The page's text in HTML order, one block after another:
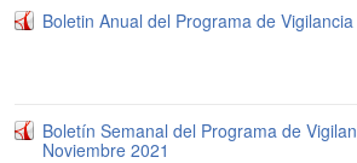
Boletin Anual del Programa de Vigilancia
Boletín Semanal del Programa de
Noviembre 2021